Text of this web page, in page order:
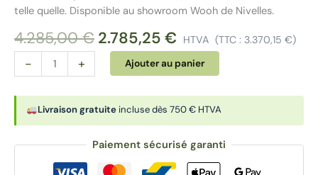
telle quelle. Disponible au showroom Wooh de Nivelles.
4.285,00€ Le
prix
initial
4.285,00 €.
2.785,25 € Le
prix
actuel
2.785,25 €.
HTVA (TTC : 3.370,15 €)
-
quantité
de
Muuto
Connect
+ Ajouter au panier
Paiement sécurisé garanti
Livraison gratuite incluse dès 750 € HTVA